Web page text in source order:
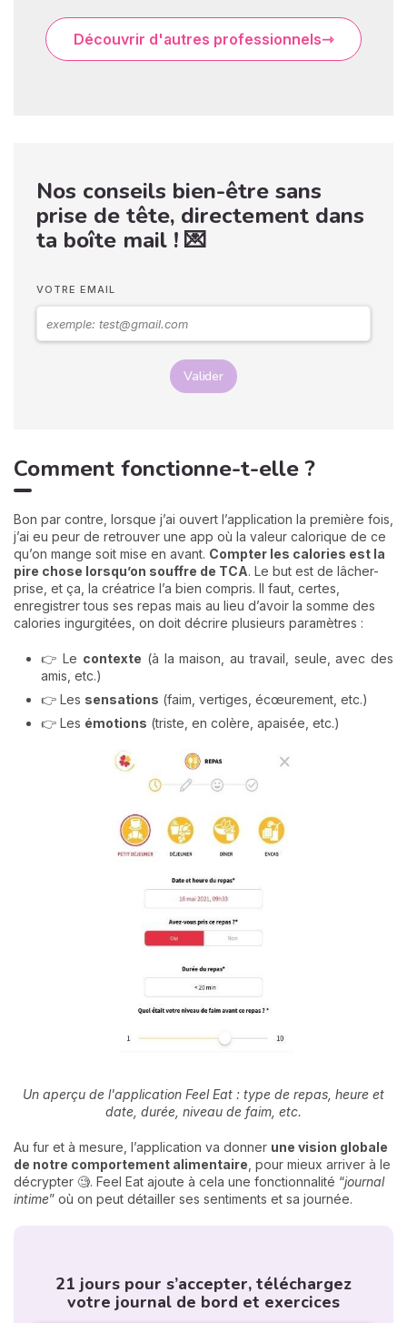
Découvrir d'autres professionnels
Nos conseils bien-être sans
prise de tête, directement dans
ta boîte mail ! 💌
VOTRE EMAIL
Valider
Comment fonctionne-t-elle ?
Bon par contre, lorsque j’ai ouvert l’application la première fois,
j’ai eu peur de retrouver une app où la valeur calorique de ce
qu’on mange soit mise en avant. Compter les calories est la
pire chose lorsqu’on souffre de TCA. Le but est de lâcher-
prise, et ça, la créatrice l’a bien compris. Il faut, certes,
enregistrer tous ses repas mais au lieu d’avoir la somme des
calories ingurgitées, on doit décrire plusieurs paramètres :
👉 Le contexte (à la maison, au travail, seule, avec des
amis, etc.)
👉 Les sensations (faim, vertiges, écœurement, etc.)
👉 Les émotions (triste, en colère, apaisée, etc.)
Un aperçu de l'application Feel Eat : type de repas, heure et
date, durée, niveau de faim, etc.
Au fur et à mesure, l’application va donner une vision globale
de notre comportement alimentaire , pour mieux arriver à le
décrypter 🧐. Feel Eat ajoute à cela une fonctionnalité “journal
intime” où on peut détailler ses sentiments et sa journée.
21 jours pour s’accepter, téléchargez
votre journal de bord et exercices